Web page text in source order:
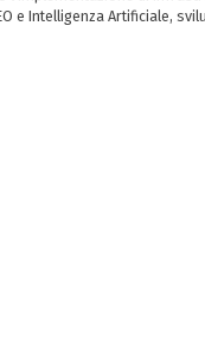
e Intelligenza Artificiale,